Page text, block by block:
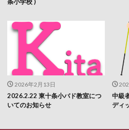
2026年2月13日
2026.2.22 東十条小バド教室につ
いてのお知らせ
中級
ディ